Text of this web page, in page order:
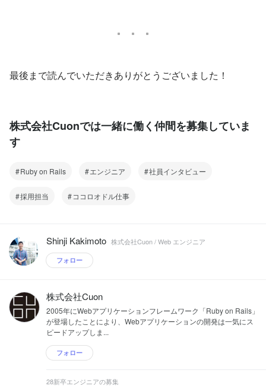
最後まで読んでいただきありがとうございました！
株式会社Cuonでは一緒に働く仲間を募集していま
す
Ruby on Rails エンジニア 社員インタビュー
採用担当 ココロオドル仕事
Shinji Kakimoto 株式会社Cuon / Web エンジニア
フォロー
株式会社Cuon
2005年にWebアプリケーションフレームワーク「Ruby on Rails」
が登場したことにより、Webアプリケーションの開発は一気にス
ピードアップしま...
フォロー
28新卒エンジニアの募集